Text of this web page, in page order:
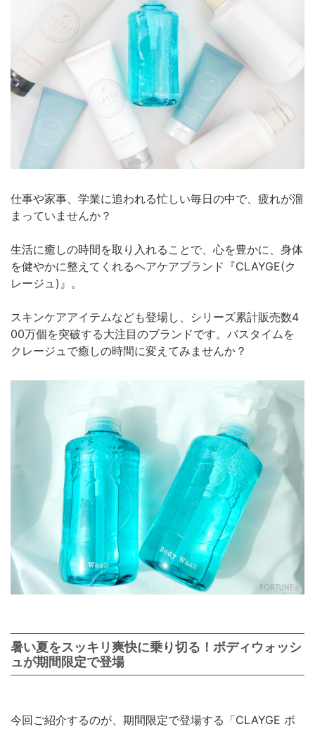
仕事や家事、学業に追われる忙しい毎日の中で、疲れが溜
まっていませんか？
生活に癒しの時間を取り入れることで、心を豊かに、身体
を健やかに整えてくれるヘアケアブランド『CLAYGE(ク
レージュ)』。
スキンケアアイテムなども登場し、シリーズ累計販売数4
00万個を突破する大注目のブランドです。バスタイムを
クレージュで癒しの時間に変えてみませんか？
暑い夏をスッキリ爽快に乗り切る！ボディウォッシ
ュが期間限定で登場
今回ご紹介するのが、期間限定で登場する「CLAYGE ボ